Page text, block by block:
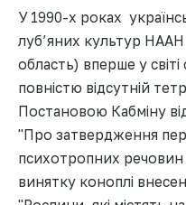
У 1990-х роках
луб’яних культур НААН
область) вперше у
повністю відсутній
Постановою Кабміну
"Про затвердження
психотропних речовин
винятку коноплі